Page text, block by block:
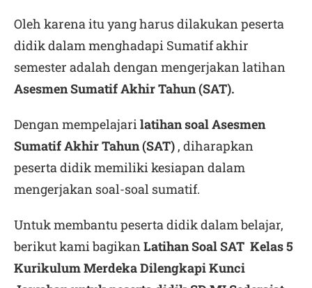
Oleh karena itu yang harus dilakukan peserta
didik dalam menghadapi Sumatif akhir
semester adalah dengan mengerjakan latihan
Asesmen Sumatif Akhir Tahun (SAT).
Dengan mempelajarilatihan soal Asesmen
Sumatif Akhir Tahun (SAT) , diharapkan
peserta didik memiliki kesiapan dalam
mengerjakan soal-soal sumatif.
Untuk membantu peserta didik dalam belajar,
berikut kami bagikanLatihan Soal SAT Kelas 5
Kurikulum Merdeka Dilengkapi Kunci